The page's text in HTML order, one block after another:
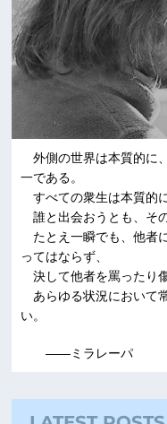
外側の世界は本質的に
一である。
すべての衆生は本質的
誰と出会おうとも、そ
たとえ一瞬でも、他者
ってはならず、
決して他者を罵ったり
あらゆる状況において
い。
――ミラレーパ